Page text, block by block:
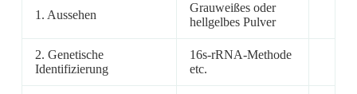
1. Aussehen
Grauweißes oder
hellgelbes Pulver
2. Genetische
Identifizierung
16s-rRNA-Methode
etc.